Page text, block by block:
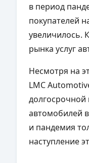
в период
покупателей
увеличилось.
рынка услуг
Несмотря на
LMC
долгосрочной
автомобилей
и пандемия
наступление